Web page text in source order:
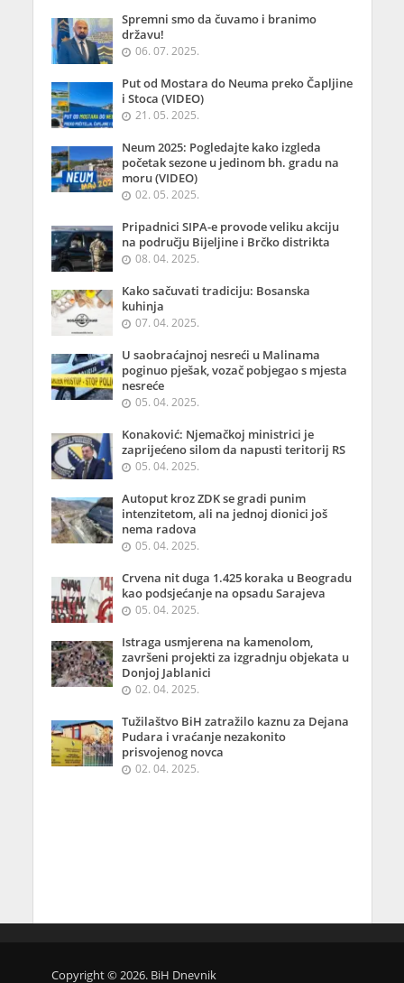
Spremni smo da čuvamo i branimo
državu!
06. 07. 2025.
Put od Mostara do Neuma preko Čapljine
i Stoca (VIDEO)
21. 05. 2025.
Neum 2025: Pogledajte kako izgleda
početak sezone u jedinom bh. gradu na
moru (VIDEO)
02. 05. 2025.
Pripadnici SIPA-e provode veliku akciju
na području Bijeljine i Brčko distrikta
08. 04. 2025.
Kako sačuvati tradiciju: Bosanska
kuhinja
07. 04. 2025.
U saobraćajnoj nesreći u Malinama
poginuo pješak, vozač pobjegao s mjesta
nesreće
05. 04. 2025.
Konaković: Njemačkoj ministrici je
zaprijećeno silom da napusti teritorij RS
05. 04. 2025.
Autoput kroz ZDK se gradi punim
intenzitetom, ali na jednoj dionici još
nema radova
05. 04. 2025.
Crvena nit duga 1.425 koraka u Beogradu
kao podsjećanje na opsadu Sarajeva
05. 04. 2025.
Istraga usmjerena na kamenolom,
završeni projekti za izgradnju objekata u
Donjoj Jablanici
02. 04. 2025.
Tužilaštvo BiH zatražilo kaznu za Dejana
Pudara i vraćanje nezakonito
prisvojenog novca
02. 04. 2025.
Copyright © 2026. BiH Dnevnik